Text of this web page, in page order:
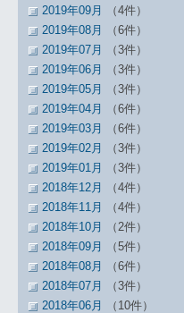
2019年09月
（4件）
2019年08月
（6件）
2019年07月
（3件）
2019年06月
（3件）
2019年05月
（3件）
2019年04月
（6件）
2019年03月
（6件）
2019年02月
（3件）
2019年01月
（3件）
2018年12月
（4件）
2018年11月
（4件）
2018年10月
（2件）
2018年09月
（5件）
2018年08月
（6件）
2018年07月
（3件）
2018年06月
（10件）